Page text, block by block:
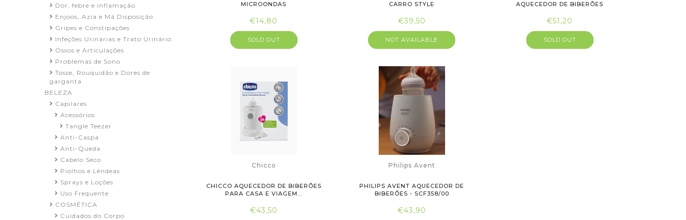
Dor, febre e inflamação
Enjoos, Azia e Má Disposição
Gripes e Constipações
Infeções Urinárias e Trato Urinário
Ossos e Articulações
Problemas de Sono
Tosse, Rouquidão e Dores de
garganta
BELEZA
Capilares
Acessórios
Tangle Teezer
Anti-Caspa
Anti-Queda
Cabelo Seco
Piolhos e Lêndeas
Sprays e Loções
Uso Frequente
COSMÉTICA
Cuidados do Corpo
MICROONDAS
€14,80
SOLD OUT
CARRO STYLE
€39,50
NOT AVAILABLE
AQUECEDOR DE BIBERÕES
€51,20
SOLD OUT
Chicco
CHICCO AQUECEDOR DE BIBERÕES
PARA CASA E VIAGEM...
€43,50
Philips Avent
PHILIPS AVENT AQUECEDOR DE
BIBERÕES - SCF358/00
€43,90